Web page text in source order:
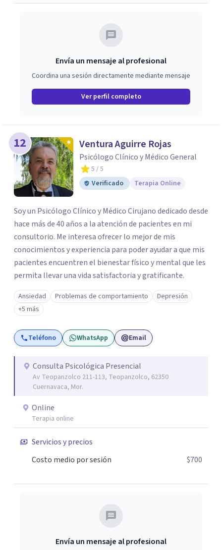
Envía un mensaje al profesional
Coordina una sesión directamente mediante mensaje
Ver perfil completo
12 Ventura Aguirre Rojas
Psicólogo Clínico y Médico General
5 / 5
Verificado
Terapia Online
Soy un Psicólogo Clínico y Médico Cirujano dedicado desde
hace más de 40 años a la atención de pacientes en mi
consultorio. Me interesa ofrecer lo mejor de mis
conocimientos y experiencia para poder ayudar a que mis
pacientes encuentren el bienestar físico y mental que les
permita llevar una vida satisfactoria y gratificante.
Ansiedad Problemas de comportamiento
Depresión
+5 más
Teléfono WhatsApp Email
Consulta Psicológica Presencial
Av Teopanzolco 211-113, Teopanzolco, 62350
Cuernavaca, Mor.
Online
Terapia online
Servicios y precios
Costo medio por sesión
$700
Envía un mensaje al profesional